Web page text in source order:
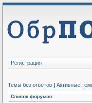
Регистрация
Темы без ответов | Активные
Список форумов